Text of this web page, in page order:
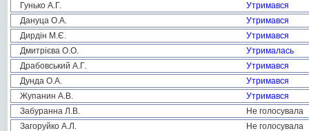
Гунько А.Г.
Утримався
Дануца О.А.
Утримався
Дирдін М.Є.
Утримався
Дмитрієва О.О.
Утрималась
Драбовський А.Г.
Утримався
Дунда О.А.
Утримався
Жупанин А.В.
Утримався
Забуранна Л.В.
Не голосувала
Загоруйко А.Л.
Не голосувала